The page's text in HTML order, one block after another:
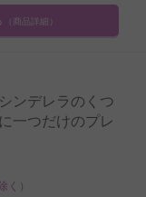
（商品詳細）
ンデレラのくつ
一つだけのプレ
く）